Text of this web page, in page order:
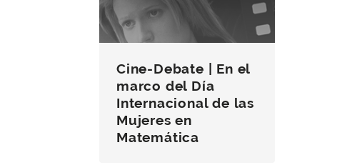
Cine-Debate | En el
marco del Día
Internacional de las
Mujeres en
Matemática